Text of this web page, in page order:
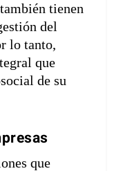
tienen
del
lo tanto,
que
de su
que